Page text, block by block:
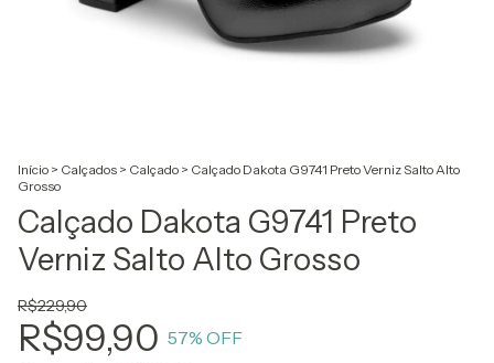
Início > Calçados > Calçado > Calçado Dakota G9741 Preto Verniz Salto Alto
Grosso
Calçado Dakota G9741 Preto
Verniz Salto Alto Grosso
R$229,90
R$99,90 57% OFF